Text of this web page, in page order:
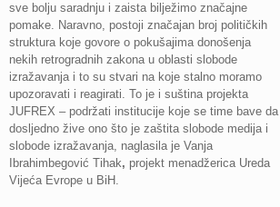
sve bolju saradnju i zaista bilježimo značajne
pomake. Naravno, postoji značajan broj političkih
struktura koje govore o pokušajima donošenja
nekih retrogradnih zakona u oblasti slobode
izražavanja i to su stvari na koje stalno moramo
upozoravati i reagirati. To je i suština projekta
JUFREX – podržati institucije koje se time bave da
dosljedno žive ono što je zaštita slobode medija i
slobode izražavanja, naglasila je Vanja
Ibrahimbegović Tihak, projekt menadžerica Ureda
Vijeća Evrope u BiH.